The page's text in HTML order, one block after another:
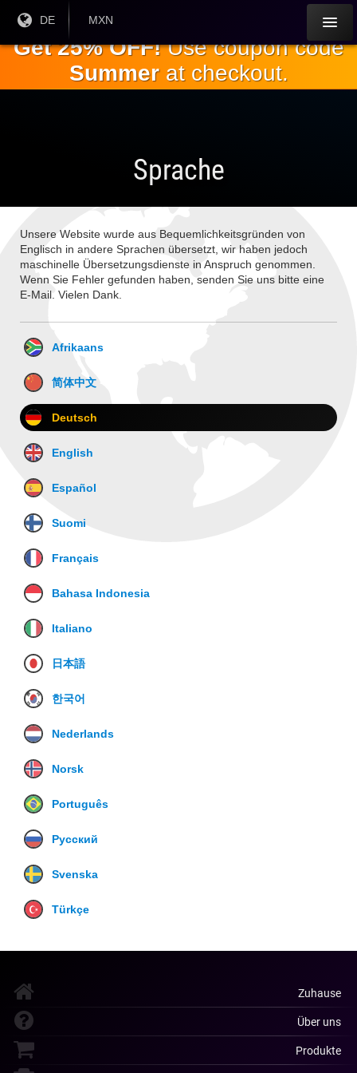
Hauptinhalt
Aktuelle
Sprache:
DE
Aktuelle
MXN
Get 25% OFF!Use coupon code
Summerat checkout.
Sprache
Unsere Website wurde aus Bequemlichkeitsgründen von
Englisch in andere Sprachen übersetzt, wir haben jedoch
maschinelle Übersetzungsdienste in Anspruch genommen.
Wenn Sie Fehler gefunden haben, senden Sie uns bitte eine
E-Mail. Vielen Dank.
Afrikaans
简体中文
Deutsch
English
Español
Suomi
Français
Bahasa Indonesia
Italiano
日本語
한국어
Nederlands
Norsk
Português
Русский
Svenska
Türkçe
Zuhause
Über uns
Produkte